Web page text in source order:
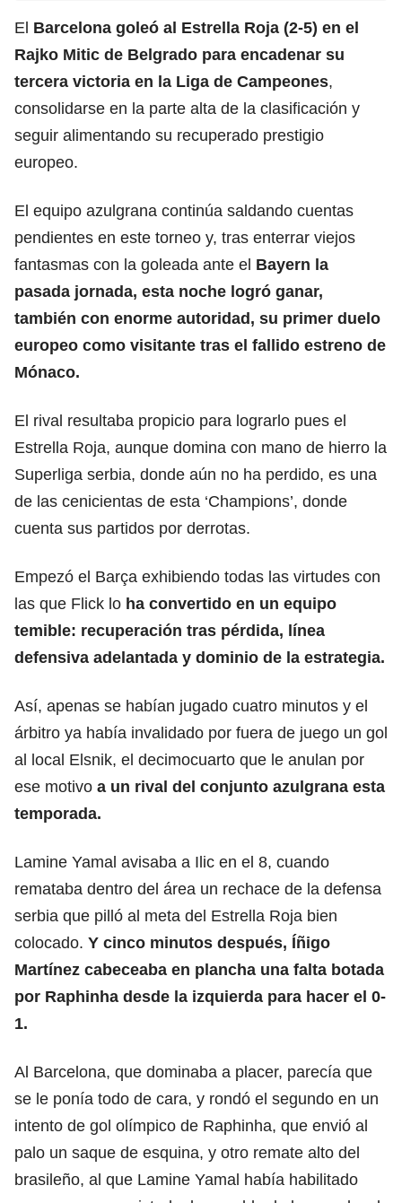
El Barcelona goleó al Estrella Roja (2-5) en el
Rajko Mitic de Belgrado para encadenar su
tercera victoria en la Liga de Campeones,
consolidarse en la parte alta de la clasificación y
seguir alimentando su recuperado prestigio
europeo.
El equipo azulgrana continúa saldando cuentas
pendientes en este torneo y, tras enterrar viejos
fantasmas con la goleada ante el Bayern la
pasada jornada, esta noche logró ganar,
también con enorme autoridad, su primer duelo
europeo como visitante tras el fallido estreno de
Mónaco.
El rival resultaba propicio para lograrlo pues el
Estrella Roja, aunque domina con mano de hierro la
Superliga serbia, donde aún no ha perdido, es una
de las cenicientas de esta ‘Champions’, donde
cuenta sus partidos por derrotas.
Empezó el Barça exhibiendo todas las virtudes con
las que Flick lo ha convertido en un equipo
temible: recuperación tras pérdida, línea
defensiva adelantada y dominio de la estrategia.
Así, apenas se habían jugado cuatro minutos y el
árbitro ya había invalidado por fuera de juego un gol
al local Elsnik, el decimocuarto que le anulan por
ese motivo a un rival del conjunto azulgrana esta
temporada.
Lamine Yamal avisaba a Ilic en el 8, cuando
remataba dentro del área un rechace de la defensa
serbia que pilló al meta del Estrella Roja bien
colocado. Y cinco minutos después, Íñigo
Martínez cabeceaba en plancha una falta botada
por Raphinha desde la izquierda para hacer el 0-
1.
Al Barcelona, que dominaba a placer, parecía que
se le ponía todo de cara, y rondó el segundo en un
intento de gol olímpico de Raphinha, que envió al
palo un saque de esquina, y otro remate alto del
brasileño, al que Lamine Yamal había habilitado